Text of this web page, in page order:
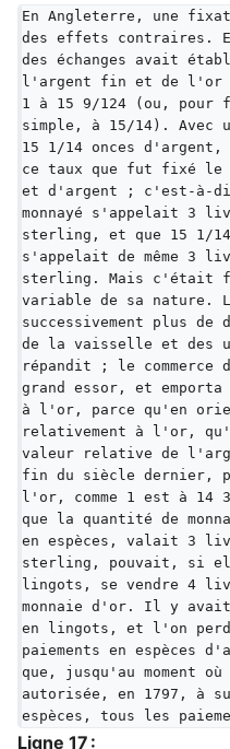
En Angleterre, une
des effets contraires.
des échanges avait
l'argent fin et de l'or
1 à 15 9/124 (ou,
simple, à 15/14). Avec
15 1/14 onces
ce taux que fut fixé le
et d'argent ; c'est-à-
monnayé s'appelait 3
sterling, et que 15 1/14
s'appelait de même 3
sterling. Mais c'était
variable de sa nature.
successivement plus
de la vaisselle et des
répandit ; le
grand essor, et
à l'or, parce qu'en
relativement à l'or,
valeur relative de
fin du siècle dernier,
l'or, comme 1 est à 14
que la quantité de
en espèces, valait 3
sterling, pouvait, si
lingots, se vendre 4
monnaie d'or. Il y
en lingots, et l'on
paiements en espèces
que, jusqu'au moment
autorisée, en 1797, à
espèces, tous les
Ligne 17 :